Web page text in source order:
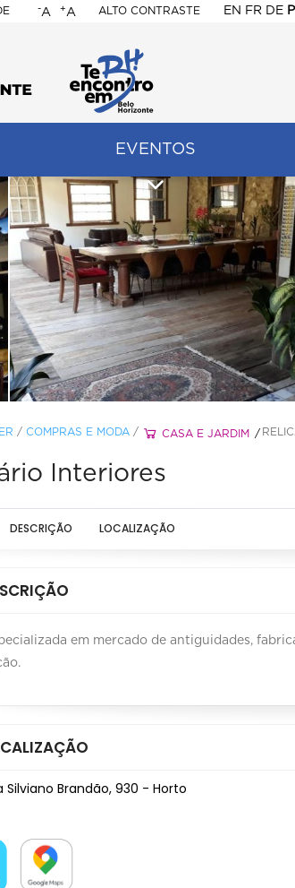
-A +A ALTO CONTRASTE EN FR DE
EVENTOS
/ COMPRAS E MODA / CASA E JARDIM
Interiores
DESCRIÇÃO LOCALIZAÇÃO
em mercado de antiguidades,
Silviano Brandão, 930 - Horto